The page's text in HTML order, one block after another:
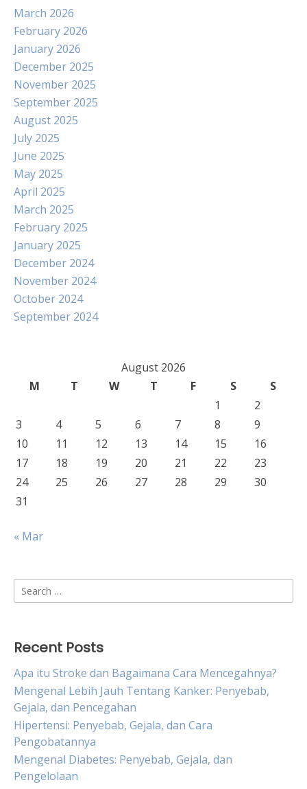
March 2026
February 2026
January 2026
December 2025
November 2025
September 2025
August 2025
July 2025
June 2025
May 2025
April 2025
March 2025
February 2025
January 2025
December 2024
November 2024
October 2024
September 2024
August 2026
M
T W T F S
S
1
2
3
4 5 6 7 8
9
10
11 12 13 14 15
16
17
18 19 20 21 22
23
24
25 26 27 28 29
30
31
« Mar
Search
for:
Recent Posts
Apa itu Stroke dan Bagaimana Cara Mencegahnya?
Mengenal Lebih Jauh Tentang Kanker: Penyebab,
Gejala, dan Pencegahan
Hipertensi: Penyebab, Gejala, dan Cara
Pengobatannya
Mengenal Diabetes: Penyebab, Gejala, dan
Pengelolaan